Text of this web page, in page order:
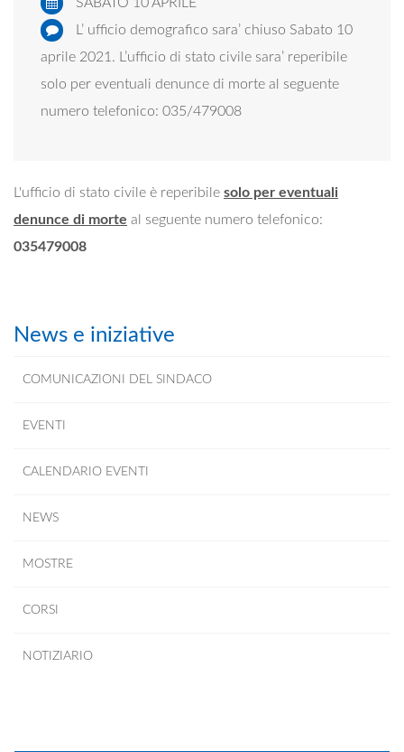
L’ ufficio demografico sara’ chiuso Sabato 10
aprile 2021. L’ufficio di stato civile sara’ reperibile
solo per eventuali denunce di morte al seguente
numero telefonico: 035/479008
L'ufficio di stato civile è reperibile solo per eventuali
denunce di morte al seguente numero telefonico:
035479008
News e iniziative
COMUNICAZIONI DEL SINDACO
EVENTI
CALENDARIO EVENTI
NEWS
MOSTRE
CORSI
NOTIZIARIO